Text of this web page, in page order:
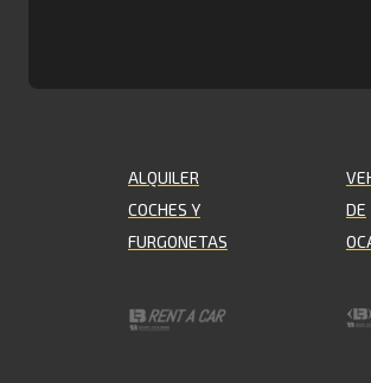
ALQUILER
COCHES Y
FURGONETAS
DE